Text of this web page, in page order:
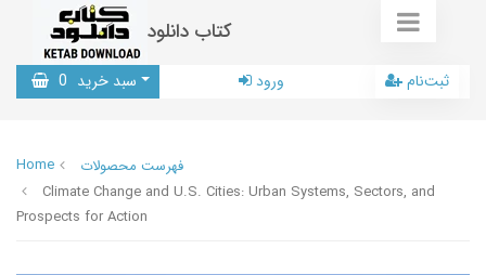
کتاب دانلود
سبد خرید 0 ورود ثبت‌نام
Home
فهرست محصولات
Climate Change and U.S. Cities: Urban Systems, Sectors, and
Prospects for Action